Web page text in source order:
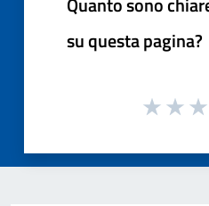
su questa pagina?